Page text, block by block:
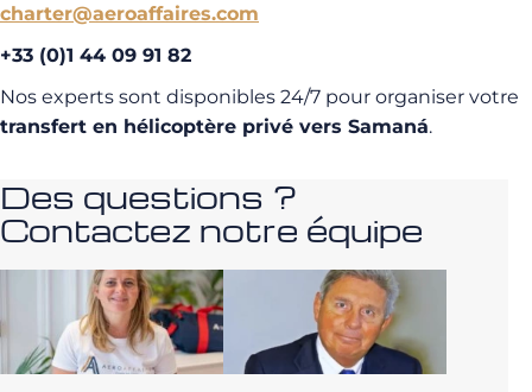
charter@aeroaffaires.com
+33 (0)1 44 09 91 82
Nos experts sont disponibles 24/7 pour organiser votre
transfert en hélicoptère privé vers Samaná.
Des questions ?
Contactez notre équipe